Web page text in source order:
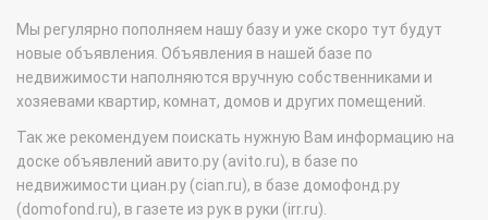
Мы регулярно пополняем нашу базу и уже скоро тут будут
новые объявления. Объявления в нашей базе по
недвижимости наполняются вручную собственниками и
хозяевами квартир, комнат, домов и других помещений.
Так же рекомендуем поискать нужную Вам информацию на
доске объявлений авито.ру (avito.ru), в базе по
недвижимости циан.ру (cian.ru), в базе домофонд.ру
(domofond.ru), в газете из рук в руки (irr.ru).